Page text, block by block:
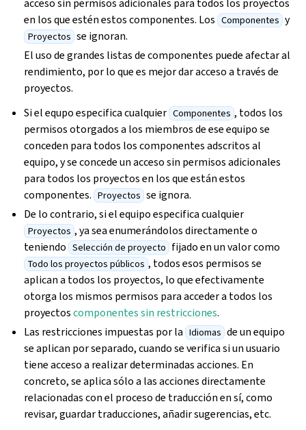
en los que estén estos componentes. Los Componentes y
Proyectos se ignoran.
El uso de grandes listas de componentes puede afectar al
rendimiento, por lo que es mejor dar acceso a través de
proyectos.
Si el equpo especifica cualquier Componentes , todos los
permisos otorgados a los miembros de ese equipo se
conceden para todos los componentes adscritos al
equipo, y se concede un acceso sin permisos adicionales
para todos los proyectos en los que están estos
componentes. Proyectos se ignora.
De lo contrario, si el equipo especifica cualquier
Proyectos , ya sea enumerándolos directamente o
teniendo Selección de proyecto fijado en un valor como
Todo los proyectos públicos , todos esos permisos se
aplican a todos los proyectos, lo que efectivamente
otorga los mismos permisos para acceder a todos los
proyectoscomponentes sin restricciones.
Las restricciones impuestas por la Idiomas de un equipo
se aplican por separado, cuando se verifica si un usuario
tiene acceso a realizar determinadas acciones. En
concreto, se aplica sólo a las acciones directamente
relacionadas con el proceso de traducción en sí, como
revisar, guardar traducciones, añadir sugerencias, etc.